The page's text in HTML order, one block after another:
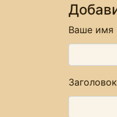
Ваше имя
Заголовок